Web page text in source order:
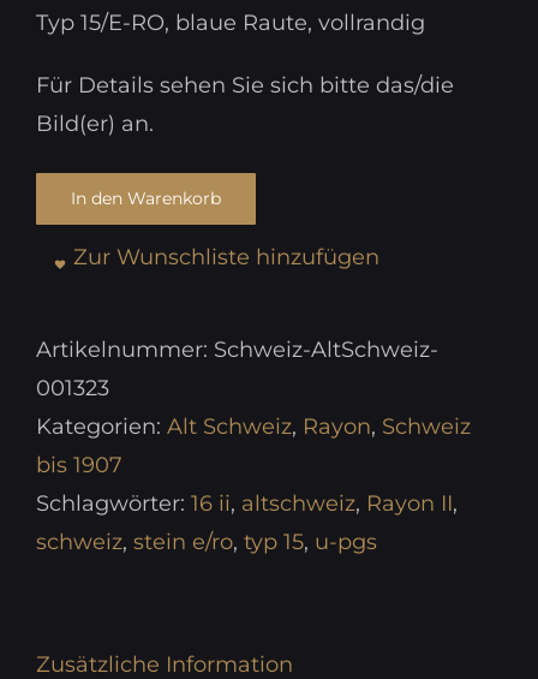
Typ 15/E-RO, blaue Raute, vollrandig
Für Details sehen Sie sich bitte das/die
Bild(er) an.
In den Warenkorb
Zur Wunschliste hinzufügen
Artikelnummer: Schweiz-AltSchweiz-
001323
Kategorien: Alt Schweiz, Rayon, Schweiz
bis 1907
Schlagwörter: 16 ii, altschweiz, Rayon II,
schweiz, stein e/ro, typ 15, u-pgs
Zusätzliche Information